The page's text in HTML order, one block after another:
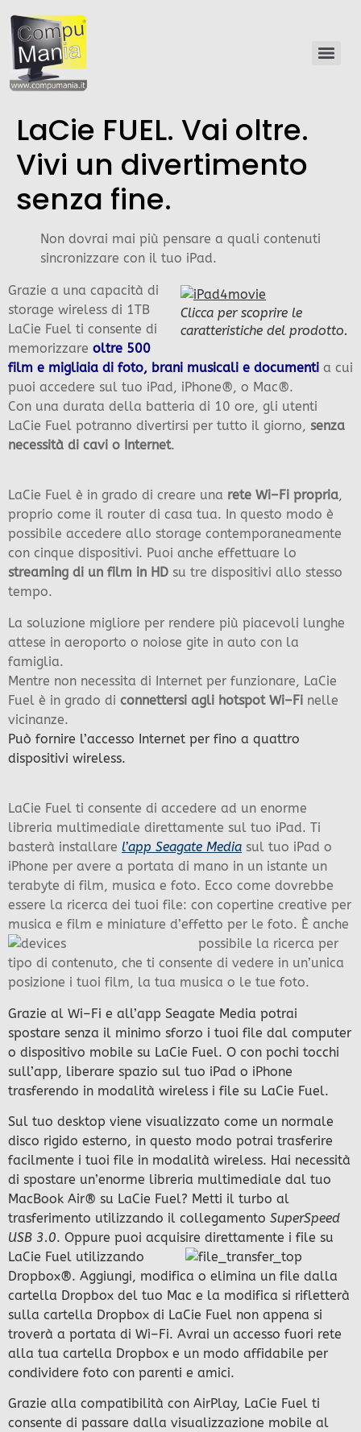
LaCie FUEL. Vai oltre.
Vivi un divertimento
senza fine.
Non dovrai mai più pensare a quali contenuti
sincronizzare con il tuo iPad.
Clicca per scoprire le
caratteristiche del prodotto.
Grazie a una capacità di
storage wireless di 1TB
LaCie Fuel ti consente di
memorizzare oltre 500
film e migliaia di foto, brani musicali e documenti a cui
puoi accedere sul tuo iPad, iPhone®, o Mac®.
Con una durata della batteria di 10 ore, gli utenti
LaCie Fuel potranno divertirsi per tutto il giorno, senza
necessità di cavi o Internet.
LaCie Fuel è in grado di creare una rete Wi–Fi propria,
proprio come il router di casa tua. In questo modo è
possibile accedere allo storage contemporaneamente
con cinque dispositivi. Puoi anche effettuare lo
streaming di un film in HD su tre dispositivi allo stesso
tempo.
La soluzione migliore per rendere più piacevoli lunghe
attese in aeroporto o noiose gite in auto con la
famiglia.
Mentre non necessita di Internet per funzionare, LaCie
Fuel è in grado di connettersi agli hotspot Wi–Fi nelle
vicinanze.
Può fornire l’accesso Internet per fino a quattro
dispositivi wireless.
LaCie Fuel ti consente di accedere ad un enorme
libreria multimediale direttamente sul tuo iPad. Ti
basterà installare l’app Seagate Media sul tuo iPad o
iPhone per avere a portata di mano in un istante un
terabyte di film, musica e foto. Ecco come dovrebbe
essere la ricerca dei tuoi file: con copertine creative per
musica e film e miniature d’effetto per le foto. È anche
possibile la ricerca per
tipo di contenuto, che ti consente di vedere in un’unica
posizione i tuoi film, la tua musica o le tue foto.
Grazie al Wi–Fi e all’app Seagate Media potrai
spostare senza il minimo sforzo i tuoi file dal computer
o dispositivo mobile su LaCie Fuel. O con pochi tocchi
sull’app, liberare spazio sul tuo iPad o iPhone
trasferendo in modalità wireless i file su LaCie Fuel.
Sul tuo desktop viene visualizzato come un normale
disco rigido esterno, in questo modo potrai trasferire
facilmente i tuoi file in modalità wireless. Hai necessità
di spostare un’enorme libreria multimediale dal tuo
MacBook Air® su LaCie Fuel? Metti il turbo al
trasferimento utilizzando il collegamento SuperSpeed
USB 3.0. Oppure puoi acquisire direttamente i file su
LaCie Fuel utilizzando
Dropbox®. Aggiungi, modifica o elimina un file dalla
cartella Dropbox del tuo Mac e la modifica si rifletterà
sulla cartella Dropbox di LaCie Fuel non appena si
troverà a portata di Wi–Fi. Avrai un accesso fuori rete
alla tua cartella Dropbox e un modo affidabile per
condividere foto con parenti e amici.
Grazie alla compatibilità con AirPlay, LaCie Fuel ti
consente di passare dalla visualizzazione mobile al